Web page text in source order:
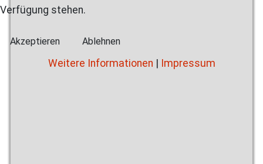
Verfügung stehen.
Akzeptieren Ablehnen
Weitere Informationen | Impressum